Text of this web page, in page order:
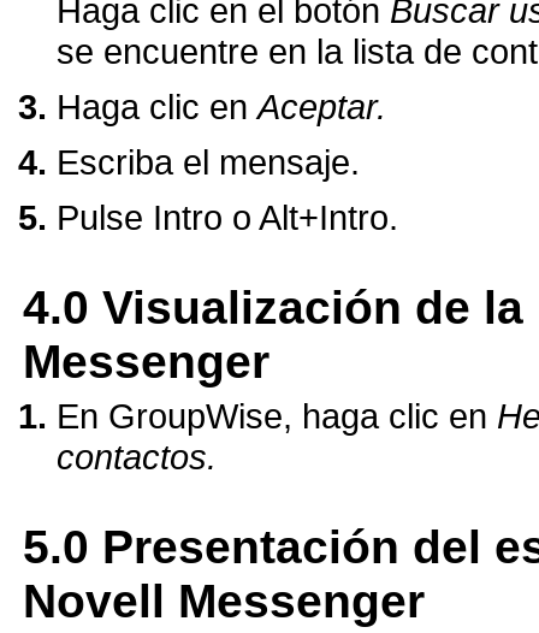
Haga clic en el botón Buscar
se encuentre en la lista de
Haga clic enAceptar.
Escriba el mensaje.
Pulse Intro o Alt+Intro.
4.0 Visualización de
Messenger
En GroupWise, haga clic en
contactos.
5.0 Presentación del
Novell Messenger